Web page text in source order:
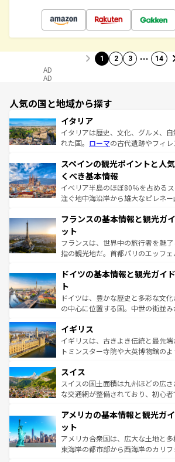
1 2 3 … 14
AD
AD
人気の国と地域から探す
イタリア
イタリアは歴史、文化、グルメ、
れた国。 ローマの古代遺跡やフィ
ろん、トスカーナの美しい田園風
景など、自然景観も見逃せない。観
ピザやパスタなど、絶品のイタリ
できる。朝目覚めてから夜眠るま
なお、新着のイタリア情報はコン
しい。
スペインの観光ポイントと人
くべき基本情報
イベリア半島のほぼ80％を占める
注ぐ地中海沿岸から雄大なピレネ
文化が根付くこの国では、情熱的な
れる闘牛、そして美味しいタパスが
る。首都マドリードの洗練された
アートに溢れた街角から、地方で
せる。地方によって風土や気候が異
ンテンツ一覧 を参照してほしい。
フランスの基本情報と観光ガ
ット
フランスは、世界中の旅行者を魅
指の観光地だ。首都パリのエッフ
で、幅広い魅力が詰まっている。華
聖堂、美しいビーチ、そして豊かな
から魅了する。また、フランスは
れ、フランス料理はユネスコ無形
香り高いラベンダー畑など、多彩な
らに、パリ以外の地域にも魅力が
も豊かな歴史と文化が息づいている
を参照してほしい。
ドイツの基本情報と観光ガイ
ト
ドイツは、豊かな歴史と多彩な文
の中心に位置する国。中世の街並
顔を持つこの国は、どこを歩いても
ルリンの文化的活気、バイエルン
してライン川沿いのワイン畑とい
は、お酒好きな人にはぜひ体験してほしい。 な
ドイツ情報はコンテンツ一覧を参
イギリス
イギリスは、古きよき伝統と最先
トミンスター寺院や大英博物館の
リアごとに異なる魅力がある。また
ティー、ビール好きにはたまらな
戦など、本場だからこそできる体
ンツ一覧を参照してほしい。
スイス
スイスの国土面積は九州ほどの広
な交通網が整備されており、初心
の建物がそのまま残る町や、スイス
博物館もあり、アルプス観光だけで
ことができる。国民の所得が高いた
者向けの交通パス提供のサービス
アメリカの基本情報と観光ガ
ット
アメリカ合衆国は、広大な土地と多
東海岸の都市部から西海岸のカリ